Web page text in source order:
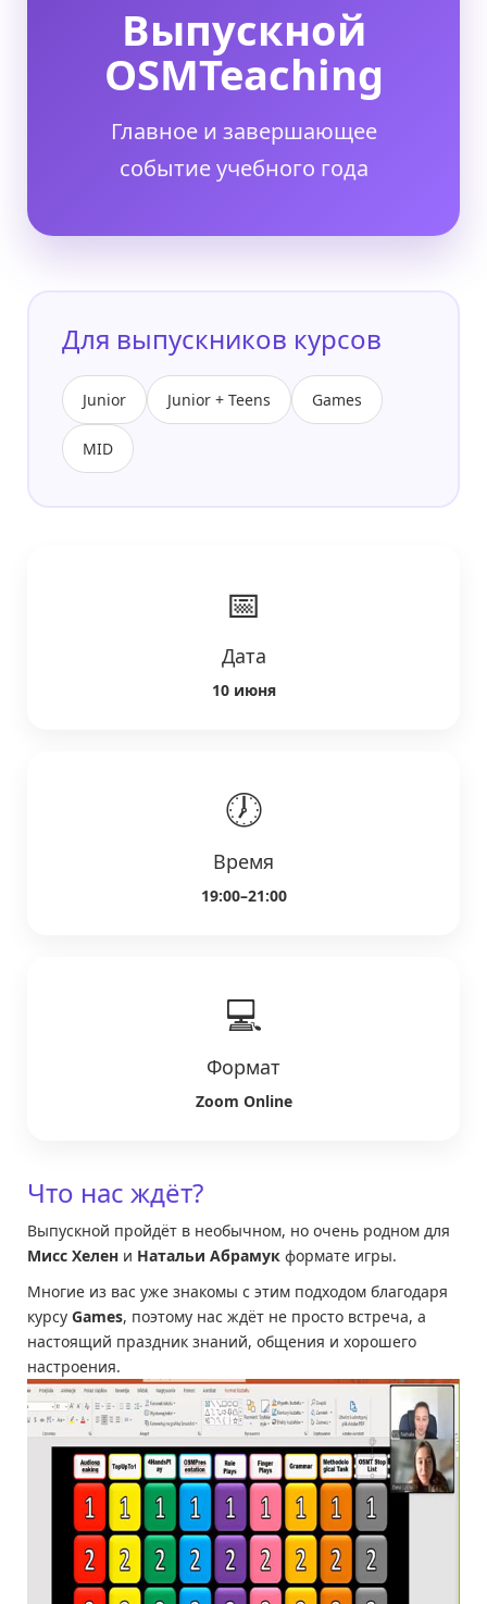
Выпускной
OSMTeaching
Главное и завершающее
событие учебного года
Для выпускников курсов
Junior Junior + Teens Games
MID
📅
Дата
10 июня
🕖
Время
19:00–21:00
💻
Формат
Zoom Online
Что нас ждёт?
Выпускной пройдёт в необычном, но очень родном для
Мисс Хелен и Натальи Абрамук формате игры.
Многие из вас уже знакомы с этим подходом благодаря
курсу Games, поэтому нас ждёт не просто встреча, а
настоящий праздник знаний, общения и хорошего
настроения.